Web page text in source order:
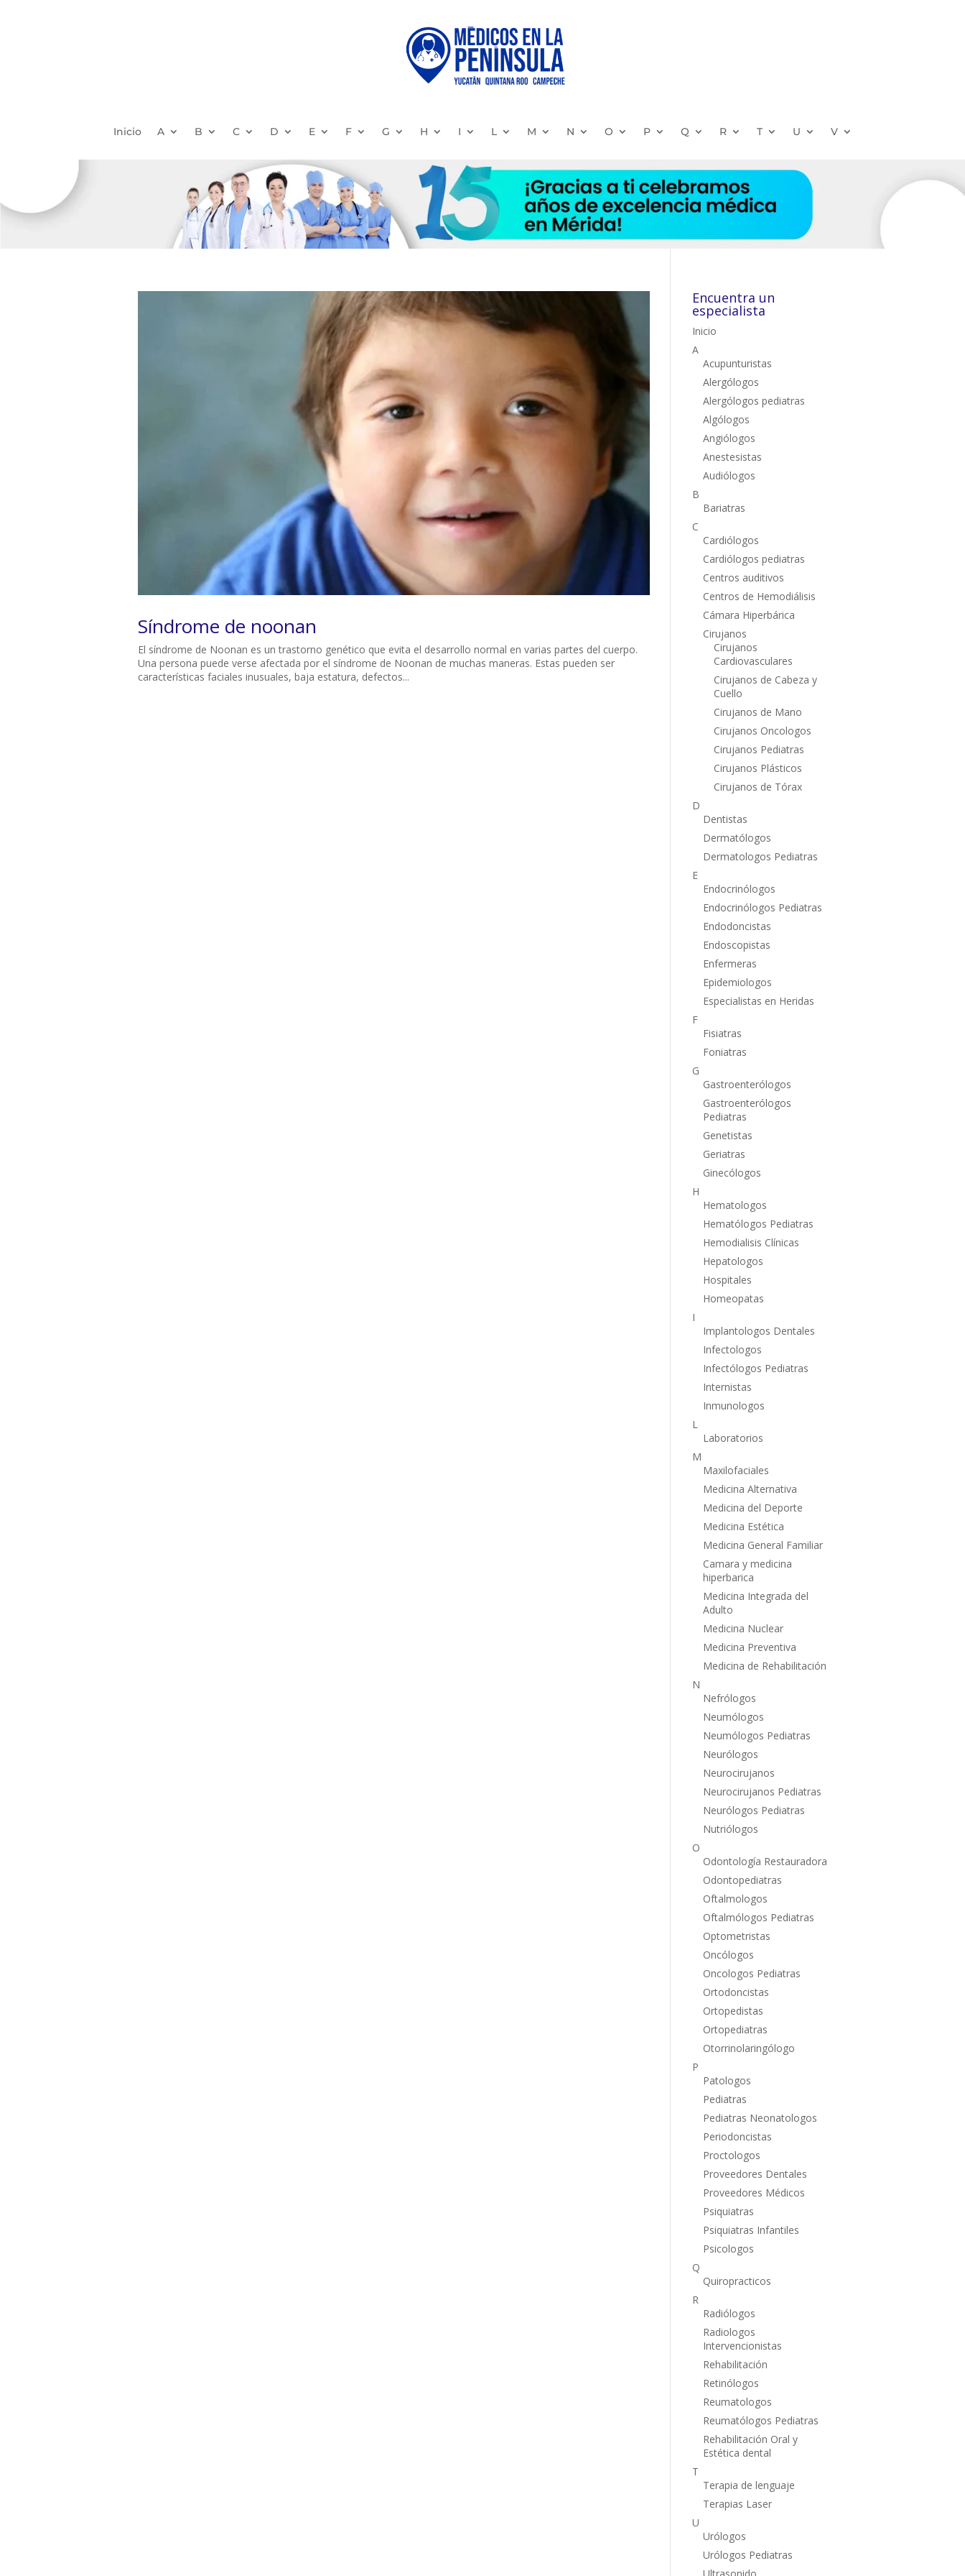
Inicio A B C D E F G H I L M N O P Q R T U V
Síndrome de noonan
El síndrome de Noonan es un trastorno genético que evita el desarrollo normal en varias partes del cuerpo.
Una persona puede verse afectada por el síndrome de Noonan de muchas maneras. Estas pueden ser
características faciales inusuales, baja estatura, defectos...
Encuentra un
especialista
Inicio
A
Acupunturistas
Alergólogos
Alergólogos pediatras
Algólogos
Angiólogos
Anestesistas
Audiólogos
B
Bariatras
C
Cardiólogos
Cardiólogos pediatras
Centros auditivos
Centros de Hemodiálisis
Cámara Hiperbárica
Cirujanos
Cirujanos
Cardiovasculares
Cirujanos de Cabeza y
Cuello
Cirujanos de Mano
Cirujanos Oncologos
Cirujanos Pediatras
Cirujanos Plásticos
Cirujanos de Tórax
D
Dentistas
Dermatólogos
Dermatologos Pediatras
E
Endocrinólogos
Endocrinólogos Pediatras
Endodoncistas
Endoscopistas
Enfermeras
Epidemiologos
Especialistas en Heridas
F
Fisiatras
Foniatras
G
Gastroenterólogos
Gastroenterólogos
Pediatras
Genetistas
Geriatras
Ginecólogos
H
Hematologos
Hematólogos Pediatras
Hemodialisis Clínicas
Hepatologos
Hospitales
Homeopatas
I
Implantologos Dentales
Infectologos
Infectólogos Pediatras
Internistas
Inmunologos
L
Laboratorios
M
Maxilofaciales
Medicina Alternativa
Medicina del Deporte
Medicina Estética
Medicina General Familiar
Camara y medicina
hiperbarica
Medicina Integrada del
Adulto
Medicina Nuclear
Medicina Preventiva
Medicina de Rehabilitación
N
Nefrólogos
Neumólogos
Neumólogos Pediatras
Neurólogos
Neurocirujanos
Neurocirujanos Pediatras
Neurólogos Pediatras
Nutriólogos
O
Odontología Restauradora
Odontopediatras
Oftalmologos
Oftalmólogos Pediatras
Optometristas
Oncólogos
Oncologos Pediatras
Ortodoncistas
Ortopedistas
Ortopediatras
Otorrinolaringólogo
P
Patologos
Pediatras
Pediatras Neonatologos
Periodoncistas
Proctologos
Proveedores Dentales
Proveedores Médicos
Psiquiatras
Psiquiatras Infantiles
Psicologos
Q
Quiropracticos
R
Radiólogos
Radiologos
Intervencionistas
Rehabilitación
Retinólogos
Reumatologos
Reumatólogos Pediatras
Rehabilitación Oral y
Estética dental
T
Terapia de lenguaje
Terapias Laser
U
Urólogos
Urólogos Pediatras
Ultrasonido